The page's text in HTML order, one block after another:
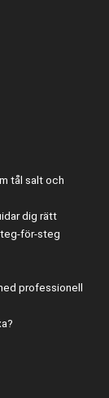
tål salt och
dig rätt
för-steg
professionell